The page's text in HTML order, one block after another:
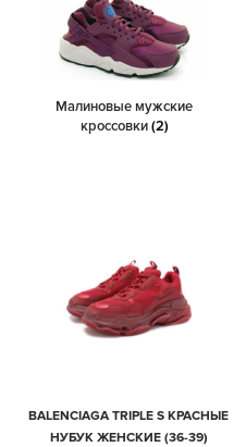
Малиновые мужские
кроссовки(2)
BALENCIAGA TRIPLE S КРАСНЫЕ
НУБУК ЖЕНСКИЕ (36-39)